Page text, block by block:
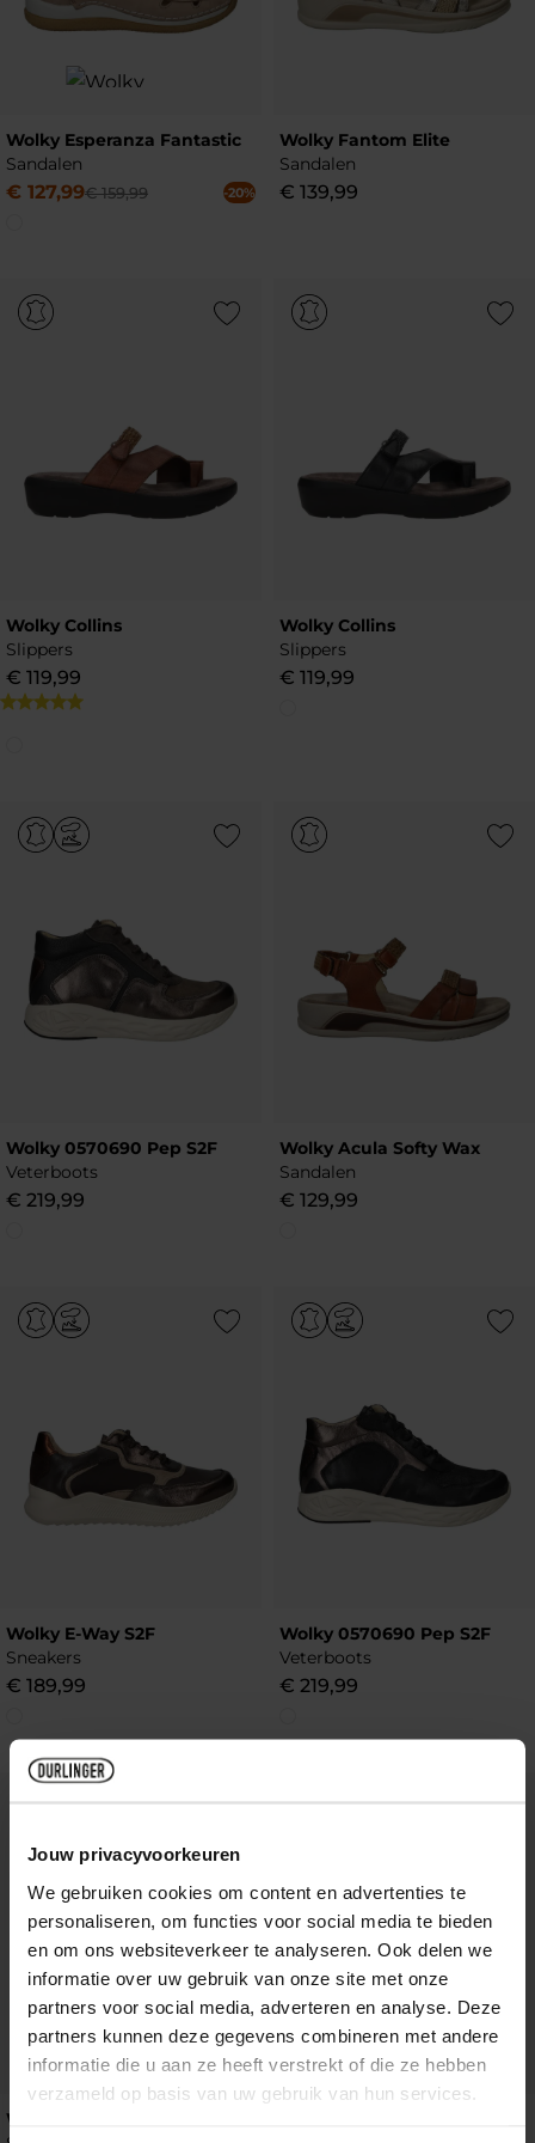
Jouw privacyvoorkeuren
We gebruiken cookies om content en advertenties te
personaliseren, om functies voor social media te bieden
en om ons websiteverkeer te analyseren. Ook delen we
informatie over uw gebruik van onze site met onze
partners voor social media, adverteren en analyse. Deze
partners kunnen deze gegevens combineren met andere
informatie die u aan ze heeft verstrekt of die ze hebben
verzameld op basis van uw gebruik van hun services.
Wolky Esperanza Fantastic
Sandalen
€ 127,99€ 159,99 -20%
Wolky Fantom Elite
Sandalen
€ 139,99
Add to Wishlist
Wolky Collins
Slippers
€ 119,99
Add to
Wolky Collins
Slippers
€ 119,99
Add to Wishlist
Wolky 0570690 Pep S2F
Veterboots
€ 219,99
Add to
Wolky Acula Softy Wax
Sandalen
€ 129,99
Add to Wishlist
Wolky E-Way S2F
Sneakers
€ 189,99
Add to
Wolky 0570690 Pep S2F
Veterboots
€ 219,99
Add to Wishlist
Wolky E-Way S2F
Add to